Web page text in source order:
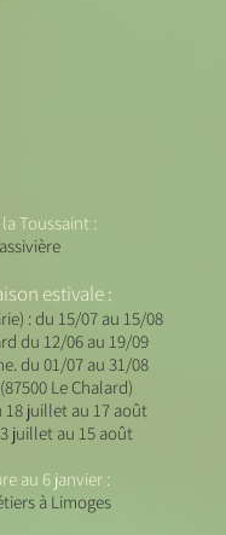
Toussaint :
estivale :
: du 15/07 au 15/08
du 12/06 au 19/09
du 01/07 au 31/08
Le Chalard)
18 juillet au 17 août
juillet au 15 août
au 6 janvier :
à Limoges